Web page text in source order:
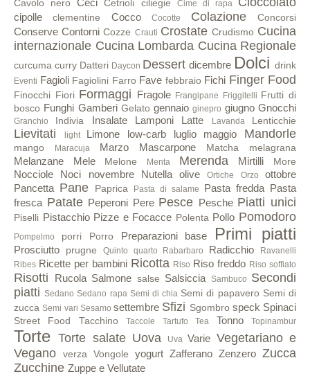
Cavolo nero Ceci Cetrioli ciliegie Cime di rapa
cipolle clementine Cocco Cocotte Colazione Concorsi
Conserve Contorni Cozze Crauti Crostate Crudismo Cucina
internazionale Cucina Lombarda Cucina Regionale
curcuma curry Datteri Daycon Dessert dicembre Dolci drink
Eventi Fagioli Fagiolini Farro Fave febbraio Fichi Finger Food
Finocchi Fiori Formaggi Fragole Frangipane Friggitelli Frutti di
bosco Funghi Gamberi Gelato gennaio ginepro giugno Gnocchi
Granchio Indivia Insalate Lamponi Latte Lavanda Lenticchie
Lievitati light Limone low-carb luglio maggio Mandorle
mango Maracuja Marzo Mascarpone Matcha melagrana
Melanzane Mele Melone Menta Merenda Mirtilli More
Nocciole Noci novembre Nutella olive Ortiche Orzo
ottobre
Pancetta Pane Paprica Pasta di salame Pasta fredda Pasta
fresca Patate Peperoni Pere Pesce Pesche Piatti unici
Piselli Pistacchio Pizze e Focacce Polenta Pollo Pomodoro
Pompelmo porri Porro Preparazioni base Primi piatti
Prosciutto prugne Quinto quarto Rabarbaro Radicchio
Ravanelli
Ribes Ricette per bambini Ricotta Riso Riso freddo Riso soffiato
Risotti Rucola Salmone salse Salsiccia Sambuco Secondi
piatti Sedano Sedano rapa Semi di chia Semi di papavero Semi di
zucca Semi vari Sesamo settembre Sfizi Sgombro speck Spinaci
Street Food Tacchino Taccole Tartufo Tea Tonno Topinambur
Torte Torte salate Uova Uva Varie Vegetariano e
Vegano
verza Vongole yogurt Zafferano Zenzero Zucca
Zucchine Zuppe e Vellutate